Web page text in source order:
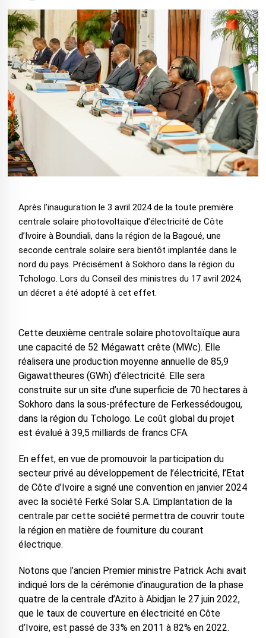
Après l’inauguration le 3 avril 2024 de la toute première
centrale solaire photovoltaïque d’électricité de Côte
d’Ivoire à Boundiali, dans la région de la Bagoué, une
seconde centrale solaire sera bientôt implantée dans le
nord du pays. Précisément à Sokhoro dans la région du
Tchologo. Lors du Conseil des ministres du 17 avril 2024,
un décret a été adopté à cet effet.
Cette deuxième centrale solaire photovoltaïque aura
une capacité de 52 Mégawatt crête (MWc). Elle
réalisera une production moyenne annuelle de 85,9
Gigawattheures (GWh) d’électricité. Elle sera
construite sur un site d’une superficie de 70 hectares à
Sokhoro dans la sous-préfecture de Ferkessédougou,
dans la région du Tchologo. Le coût global du projet
est évalué à 39,5 milliards de francs CFA.
En effet, en vue de promouvoir la participation du
secteur privé au développement de l’électricité, l’Etat
de Côte d’Ivoire a signé une convention en janvier 2024
avec la société Ferké Solar S.A. L’implantation de la
centrale par cette société permettra de couvrir toute
la région en matière de fourniture du courant
électrique.
Notons que l’ancien Premier ministre Patrick Achi avait
indiqué lors de la cérémonie d’inauguration de la phase
quatre de la centrale d’Azito à Abidjan le 27 juin 2022,
que le taux de couverture en électricité en Côte
d’Ivoire, est passé de 33% en 2011 à 82% en 2022.